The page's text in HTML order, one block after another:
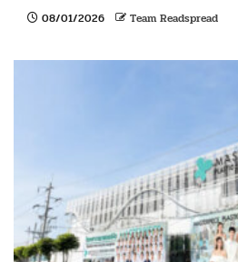
08/01/2026 Team Readspread